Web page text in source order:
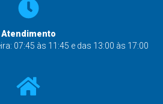
Atendimento
07:45 às 11:45 e das 13:00 às 17:00